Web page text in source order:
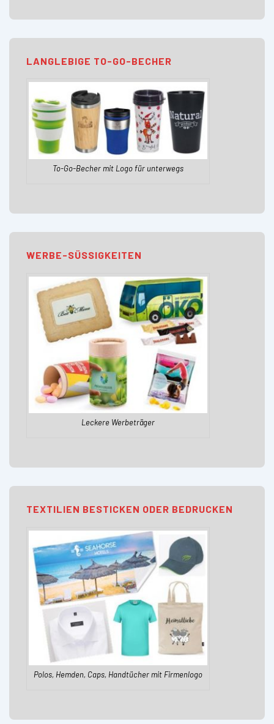
LANGLEBIGE TO-GO-BECHER
To-Go-Becher mit Logo für unterwegs
WERBE-SÜSSIGKEITEN
Leckere Werbeträger
TEXTILIEN BESTICKEN ODER BEDRUCKEN
Polos, Hemden, Caps, Handtücher mit Firmenlogo